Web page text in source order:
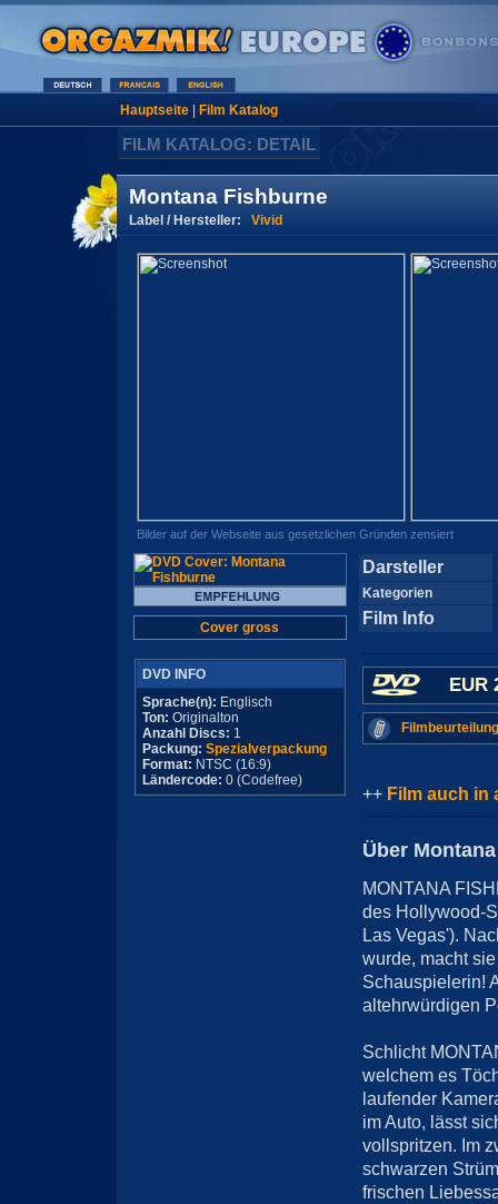
Hauptseite| Film Katalog
FILM KATALOG: DETAIL
Montana Fishburne
Label / Hersteller: Vivid
Bilder auf der Webseite aus gesetzlichen Gründen zensiert
Cover gross
DVD INFO
Sprache(n): Englisch
Ton: Originalton
Anzahl Discs: 1
Packung: Spezialverpackung
Format: NTSC (16:9)
Ländercode: 0 (Codefree)
Darsteller
Kategorien
Film Info
EUR
++ Film auch in
Über
MONTANA
des Hollywood-
Las Vegas').
wurde, macht
Schauspielerin!
altehrwürdigen
Schlicht
welchem es
laufender
im Auto, lässt
vollspritzen. Im
schwarzen
frischen